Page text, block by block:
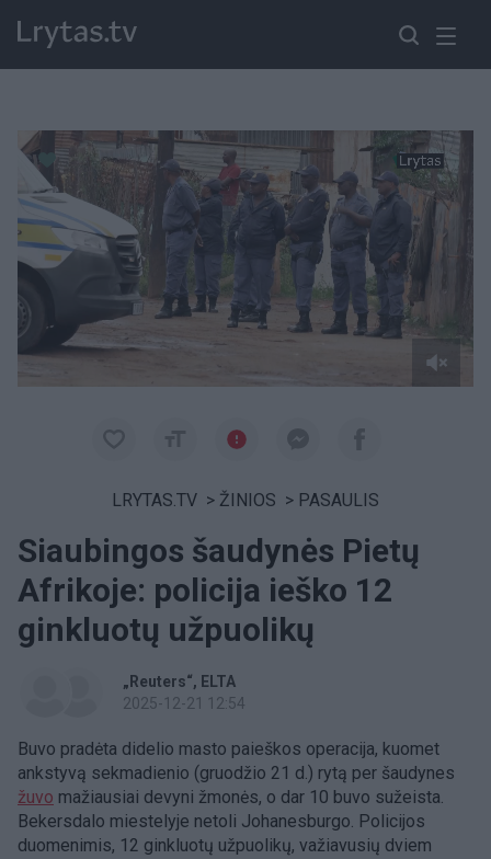
Paremkite Ukrainą
LRYTAS.TV > ŽINIOS > PASAULIS
Siaubingos šaudynės Pietų
Afrikoje: policija ieško 12
ginkluotų užpuolikų
„Reuters“
ELTA
2025-12-21 12:54
Buvo pradėta didelio masto paieškos operacija, kuomet
ankstyvą sekmadienio (gruodžio 21 d.) rytą per šaudynes
žuvo mažiausiai devyni žmonės, o dar 10 buvo sužeista.
Bekersdalo miestelyje netoli Johanesburgo. Policijos
duomenimis, 12 ginkluotų užpuolikų, važiavusių dviem